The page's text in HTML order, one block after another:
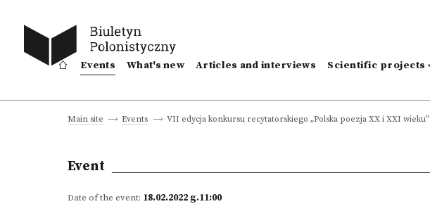
Events What's new Articles and interviews Scientific projects
Main site Events VII edycja konkursu recytatorskiego „Polska poezja XX i XXI wieku”
Event
Date of the event: 18.02.2022 g.11:00